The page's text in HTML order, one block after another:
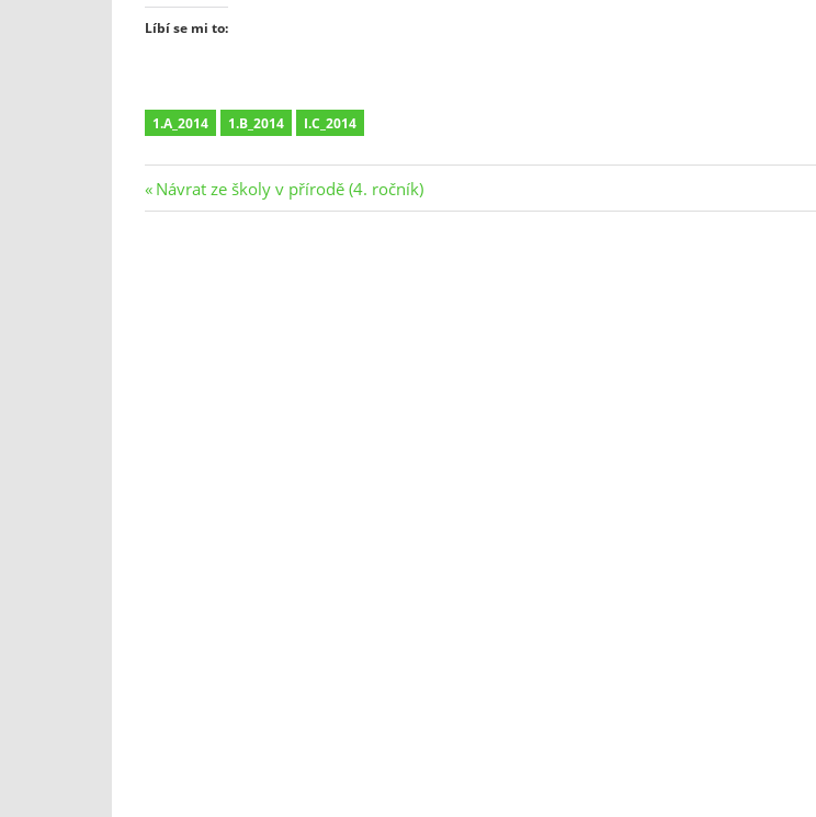
Líbí se mi to:
1.A_2014 1.B_2014 I.C_2014
Navigace
Previous
Post:
Návrat ze školy v přírodě (4. ročník)